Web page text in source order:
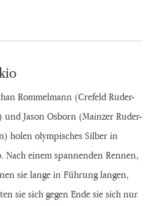
Rommelmann (Crefeld Ruder-
und Jason Osborn (Mainzer Ruder-
holen olympisches Silber in
Nach einem spannenden Rennen,
sie lange in Führung langen,
sie sich gegen Ende sie sich nur